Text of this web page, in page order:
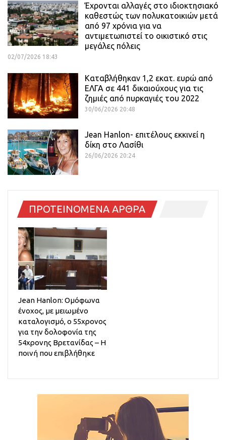
Έχρονται αλλαγές στο ιδιοκτησιακό
καθεστώς των πολυκατοικιών μετά
από 97 χρόνια για να
αντιμετωπιστεί το οικιστικό στις
μεγάλες πόλεις
02/07/2026 18:43
Καταβλήθηκαν 1,2 εκατ. ευρώ από
ΕΛΓΑ σε 441 δικαιούχους για τις
ζημιές από πυρκαγιές του 2022
30/06/2026 20:48
Jean Hanlon- επιτέλους εκκινεί η
δίκη στο Λασίθι
26/06/2026 20:24
ΠΡΟΤΕΙΝΟΜΕΝΑ ΑΡΘΡΑ
Jean Hanlon: Ομόφωνα
ένοχος, με μειωμένο
καταλογισμό, ο 55χρονος
για την δολοφονία της
54χρονης Βρετανίδας – Η
ποινή που επιβλήθηκε